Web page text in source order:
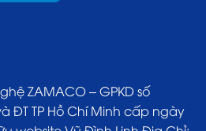
ZAMACO – GPKD số
ĐT TP Hồ Chí Minh cấp ngày